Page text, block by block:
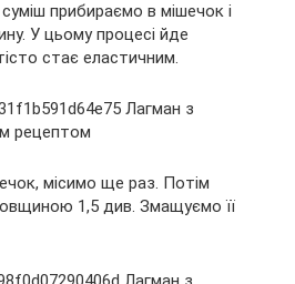
прибираємо в мішечок і
У цьому процесі йде
стає еластичним.
місимо ще раз. Потім
1,5 див. Змащуємо її